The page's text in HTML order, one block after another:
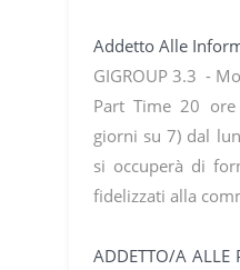
Addetto Alle
GIGROUP 3.3 -
Part Time 20
giorni su 7) dal
si occuperà di
fidelizzati alla
ADDETTO/A ALLE